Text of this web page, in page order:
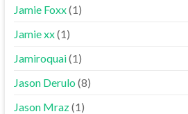
Jamie Foxx(1)
Jamie xx(1)
Jamiroquai(1)
Jason Derulo(8)
Jason Mraz(1)